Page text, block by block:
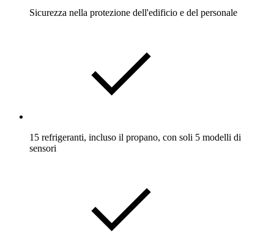
Sicurezza nella protezione dell'edificio e del personale
15 refrigeranti, incluso il propano, con soli 5 modelli di
sensori